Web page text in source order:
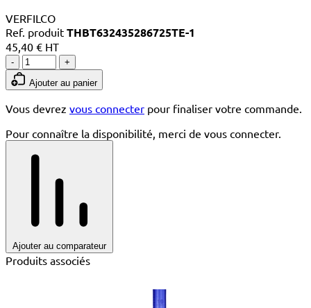
VERFILCO
Ref. produit THBT632435286725TE-1
45,40 € HT
-
+
Ajouter au panier
Vous devrez vous connecter pour finaliser votre commande.
Pour connaître la disponibilité, merci de vous connecter.
Ajouter au comparateur
Produits associés